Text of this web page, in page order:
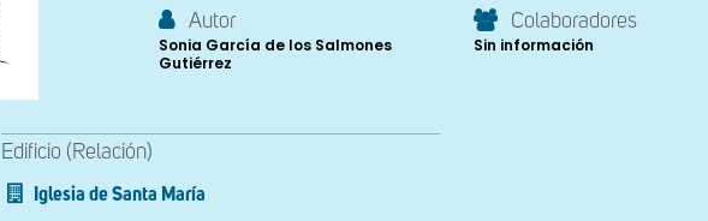
Autor
Sonia García de los Salmones
Gutiérrez
Colaboradores
Sin información
Edificio (Relación)
Iglesia de Santa María